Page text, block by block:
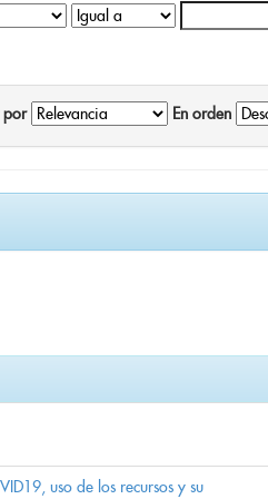
por En orden
uso de los recursos y su